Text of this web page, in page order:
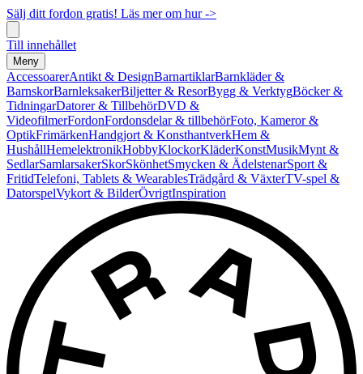
Sälj ditt fordon gratis! Läs mer om hur ->
Till innehållet
Meny
AccessoarerAntikt & DesignBarnartiklarBarnkläder &
BarnskorBarnleksakerBiljetter & ResorBygg & VerktygBöcker &
TidningarDatorer & TillbehörDVD &
VideofilmerFordonFordonsdelar & tillbehörFoto, Kameror &
OptikFrimärkenHandgjort & KonsthantverkHem &
HushållHemelektronikHobbyKlockorKläderKonstMusikMynt &
SedlarSamlarsakerSkorSkönhetSmycken & ÄdelstenarSport &
FritidTelefoni, Tablets & WearablesTrädgård & VäxterTV-spel &
DatorspelVykort & BilderÖvrigtInspiration